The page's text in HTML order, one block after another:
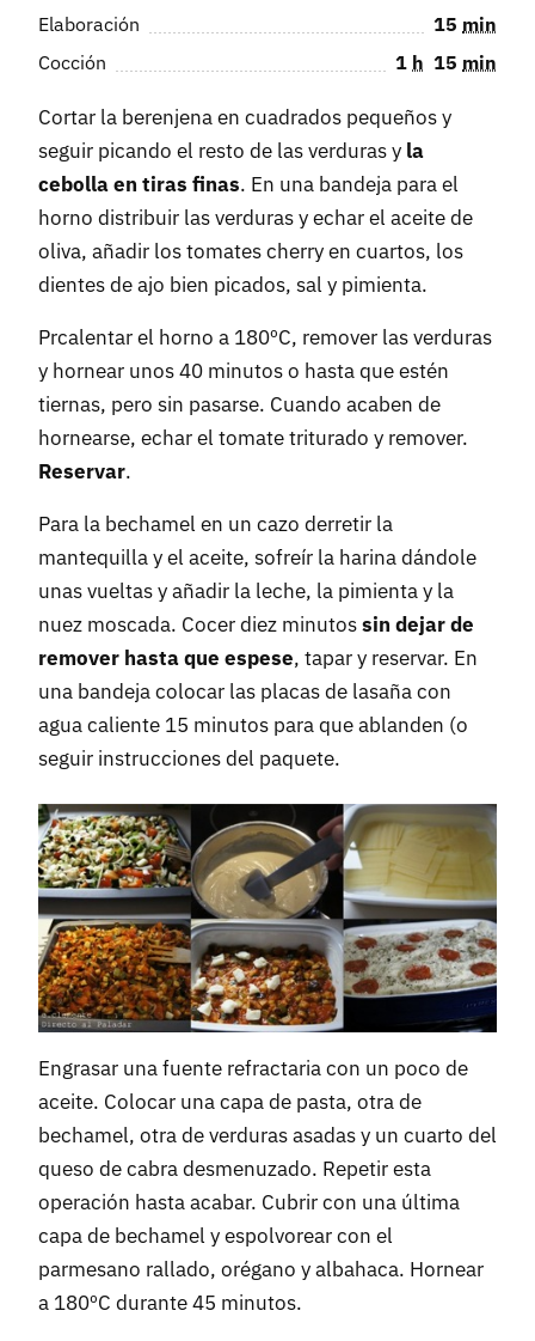
Elaboración 15 min
Cocción
1 h 15 min
Cortar la berenjena en cuadrados pequeños y
seguir picando el resto de las verduras y la
cebolla en tiras finas. En una bandeja para el
horno distribuir las verduras y echar el aceite de
oliva, añadir los tomates cherry en cuartos, los
dientes de ajo bien picados, sal y pimienta.
Prcalentar el horno a 180ºC, remover las verduras
y hornear unos 40 minutos o hasta que estén
tiernas, pero sin pasarse. Cuando acaben de
hornearse, echar el tomate triturado y remover.
Reservar.
Para la bechamel en un cazo derretir la
mantequilla y el aceite, sofreír la harina dándole
unas vueltas y añadir la leche, la pimienta y la
nuez moscada. Cocer diez minutossin dejar de
remover hasta que espese, tapar y reservar. En
una bandeja colocar las placas de lasaña con
agua caliente 15 minutos para que ablanden (o
seguir instrucciones del paquete.
Engrasar una fuente refractaria con un poco de
aceite. Colocar una capa de pasta, otra de
bechamel, otra de verduras asadas y un cuarto del
queso de cabra desmenuzado. Repetir esta
operación hasta acabar. Cubrir con una última
capa de bechamel y espolvorear con el
parmesano rallado, orégano y albahaca. Hornear
a 180ºC durante 45 minutos.